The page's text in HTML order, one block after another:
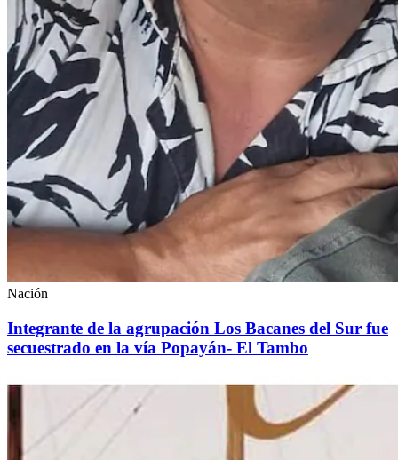
Nación
Integrante de la agrupación Los Bacanes del Sur fue
secuestrado en la vía Popayán- El Tambo